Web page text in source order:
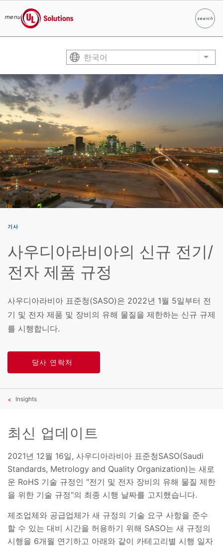
menu
UL Solutions
search
찾다
한국어 List
기사
사우디아라비아의 신규 전기/
전자 제품 규정
사우디아라비아 표준청(SASO)은 2022년 1월 5일부터 전
기 및 전자 제품 및 장비의 유해 물질을 제한하는 신규 규제
를 시행합니다.
당사 연락처
Insights
최신 업데이트
2021년 12월 16일, 사우디아라비아 표준청SASO(Saudi
Standards, Metrology and Quality Organization)는 새로
운 RoHS 기술 규정인 "전기 및 전자 장비의 유해 물질 제한
을 위한 기술 규정"의 최종 시행 날짜를 고지했습니다.
제조업체와 공급업체가 새 규정의 기술 요구 사항을 준수
할 수 있는 대비 시간을 허용하기 위해 SASO는 새 규정의
시행을 6개월 연기하고 아래와 같이 카테고리별 시행 일자